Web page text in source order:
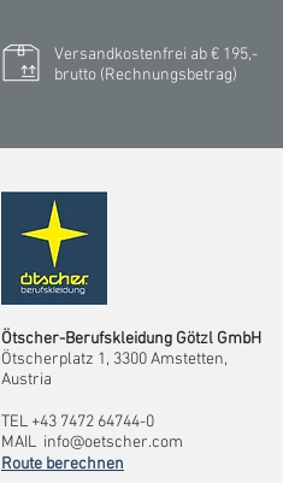
Versandkostenfrei ab € 195,-
brutto (Rechnungsbetrag)​
Ötscher-Berufskleidung Götzl GmbH
Ötscherplatz 1, 3300 Amstetten,
Austria
TEL +43 7472 64744-0
MAIL info@oetscher.com
Route berechnen